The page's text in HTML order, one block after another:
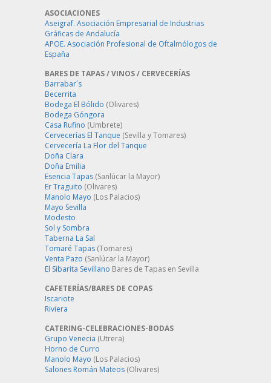
ASOCIACIONES
Aseigraf. Asociación Empresarial de Industrias
Gráficas de Andalucía
APOE. Asociación Profesional de Oftalmólogos de
España
BARES DE TAPAS / VINOS / CERVECERÍAS
Barrabar´s
Becerrita
Bodega El Bólido (Olivares)
Bodega Góngora
Casa Rufino (Umbrete)
Cervecerías El Tanque (Sevilla y Tomares)
Cervecería La Flor del Tanque
Doña Clara
Doña Emilia
Esencia Tapas (Sanlúcar la Mayor)
Er Traguito (Olivares)
Manolo Mayo (Los Palacios)
Mayo Sevilla
Modesto
Sol y Sombra
Taberna La Sal
Tomaré Tapas (Tomares)
Venta Pazo (Sanlúcar la Mayor)
El Sibarita Sevillano Bares de Tapas en Sevilla
CAFETERÍAS/BARES DE COPAS
Iscariote
Riviera
CATERING-CELEBRACIONES-BODAS
Grupo Venecia (Utrera)
Horno de Curro
Manolo Mayo (Los Palacios)
Salones Román Mateos (Olivares)